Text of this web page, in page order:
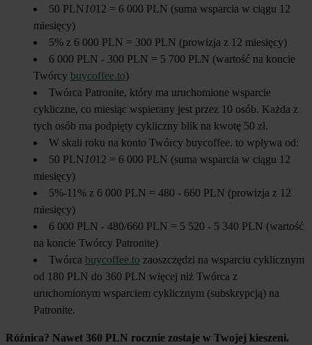
50 PLN1012 = 6 000 PLN (suma wsparcia w ciągu 12
miesięcy)
5% z 6 000 PLN = 300 PLN (prowizja z 12 miesięcy)
6 000 PLN - 300 PLN = 5 700 PLN (wartość na koncie
Twórcy buycoffee.to)
Twórca Patronite, który ma uruchomione wsparcie
cykliczne, co miesiąc wspierany jest przez 10 osób. Każda z
tych osób ma podpięty cykliczny blik na kwotę 50 zł.
W skali roku na konto Twórcy buycoffee. to wpływa od:
50 PLN1012 = 6 000 PLN (suma wsparcia w ciągu 12
miesięcy)
5%-11% z 6 000 PLN = 480 - 660 PLN (prowizja z 12
miesięcy)
6 000 PLN - 480/660 PLN = 5 520 - 5 340 PLN (wartość
na koncie Twórcy Patronite)
Twórca buycoffee.to zaoszczędzi na wsparciu cyklicznym
od 180 PLN do 360 PLN więcej niż Twórca z
uruchomionym wsparciem cyklicznym (subskrypcją) na
Patronite.
Różnica? Nawet 360 PLN rocznie zostaje w Twojej kieszeni.